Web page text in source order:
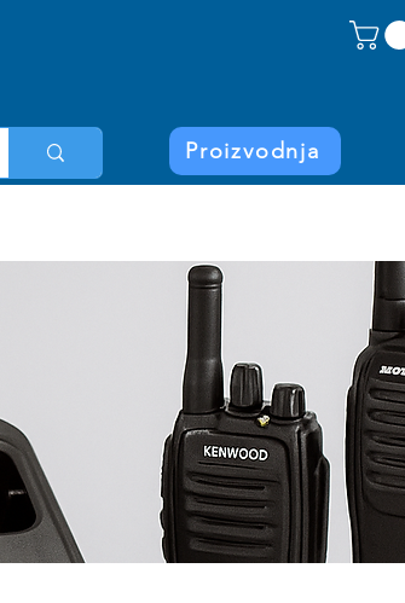
Proizvodnja